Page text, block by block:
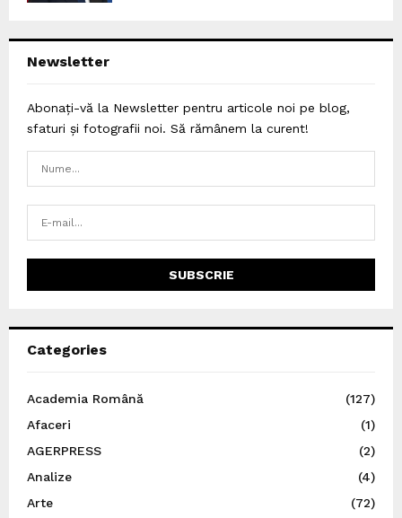
Newsletter
Abonați-vă la Newsletter pentru articole noi pe blog,
sfaturi și fotografii noi. Să rămânem la curent!
Categories
Academia Română
(127)
Afaceri
(1)
AGERPRESS
(2)
Analize
(4)
Arte
(72)